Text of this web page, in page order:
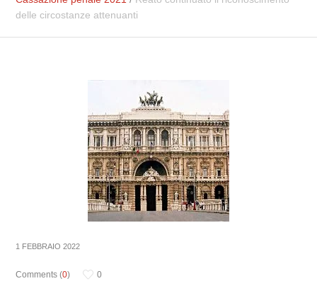
delle circostanze attenuanti
1 FEBBRAIO 2022
Comments (0)
0